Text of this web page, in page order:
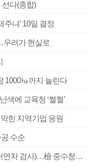
선다(종합)
주냐’ 10일 결정
우려가 현실로
1000㏊까지 늘린다
색에 교육청 ‘쩔쩔’
힌 지역기업 응원
수순
■ 검사 신분 버리고 직급하향(10년 이하 저연차 검사)…檢 중수청행 기피